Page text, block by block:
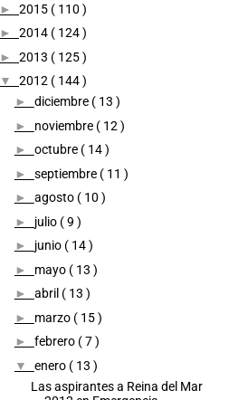
► 2015 ( 110 )
► 2014 ( 124 )
► 2013 ( 125 )
▼ 2012 ( 144 )
► diciembre ( 13 )
► noviembre ( 12 )
► octubre ( 14 )
► septiembre ( 11 )
► agosto ( 10 )
► julio ( 9 )
► junio ( 14 )
► mayo ( 13 )
► abril ( 13 )
► marzo ( 15 )
► febrero ( 7 )
▼ enero ( 13 )
Las aspirantes a Reina del Mar